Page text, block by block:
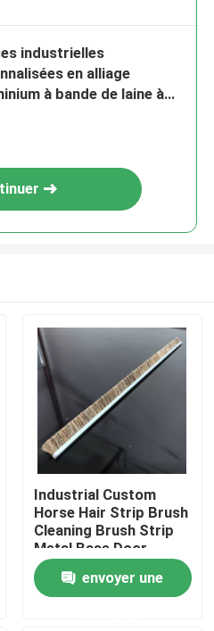
industrielles
en alliage
à bande de laine à
Industrial Custom
Horse Hair Strip Brush
Cleaning Brush Strip
Metal Base Door
Sweep Brush Horse
Hair Strip Brush
envoyer une